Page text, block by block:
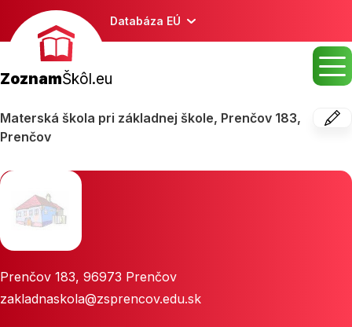
Databáza EÚ
ZoznamŠkôl.eu
Materská škola pri základnej škole, Prenčov 183,
Prenčov
Prenčov 183, 96973 Prenčov
zakladnaskola@zsprencov.edu.sk